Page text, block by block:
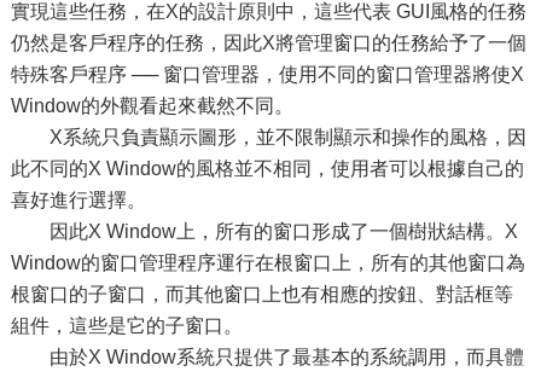
實現這些任務，在X的設計原則中，這些代表 GUI風格的任務
仍然是客戶程序的任務，因此X將管理窗口的任務給予了一個
特殊客戶程序 ── 窗口管理器，使用不同的窗口管理器將使X
Window的外觀看起來截然不同。
X系統只負責顯示圖形，並不限制顯示和操作的風格，因
此不同的X Window的風格並不相同，使用者可以根據自己的
喜好進行選擇。
因此X Window上，所有的窗口形成了一個樹狀結構。X
Window的窗口管理程序運行在根窗口上，所有的其他窗口為
根窗口的子窗口，而其他窗口上也有相應的按鈕、對話框等
組件，這些是它的子窗口。
由於X Window系統只提供了最基本的系統調用，而具體